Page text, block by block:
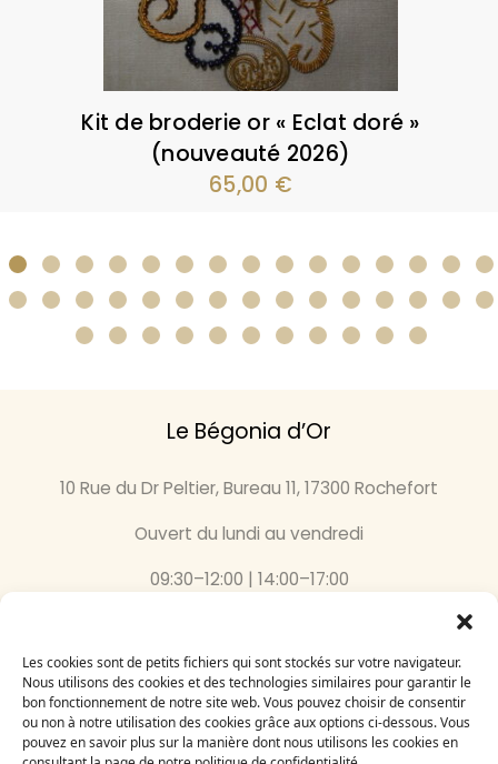
Les cookies sont de petits fichiers qui sont stockés sur votre navigateur.
Nous utilisons des cookies et des technologies similaires pour garantir le
bon fonctionnement de notre site web. Vous pouvez choisir de consentir
ou non à notre utilisation des cookies grâce aux options ci-dessous. Vous
pouvez en savoir plus sur la manière dont nous utilisons les cookies en
Kit de broderie or « Eclat doré »
(nouveauté 2026)
65,00 €
Le Bégonia d’Or
10 Rue du Dr Peltier, Bureau 11, 17300 Rochefort
Ouvert du lundi au vendredi
09:30–12:00 | 14:00–17:00
Inscrivez-vous
à notre newsletter